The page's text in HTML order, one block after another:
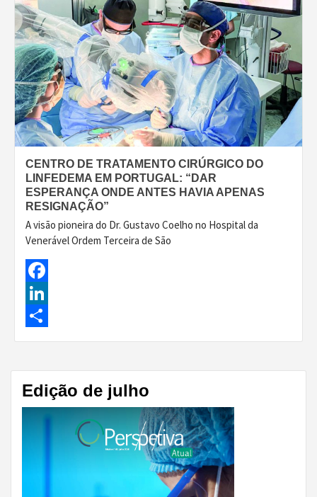
CENTRO DE TRATAMENTO CIRÚRGICO DO
LINFEDEMA EM PORTUGAL: “DAR
ESPERANÇA ONDE ANTES HAVIA APENAS
RESIGNAÇÃO”
A visão pioneira do Dr. Gustavo Coelho no Hospital da
Venerável Ordem Terceira de São
Facebook
LinkedIn
Share
Edição de julho